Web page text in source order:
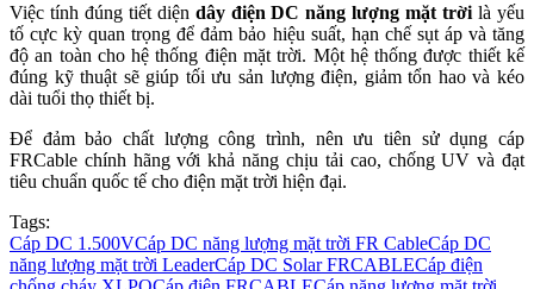
Việc tính đúng tiết diện dây điện DC năng lượng mặt trời là yếu
tố cực kỳ quan trọng để đảm bảo hiệu suất, hạn chế sụt áp và tăng
độ an toàn cho hệ thống điện mặt trời. Một hệ thống được thiết kế
đúng kỹ thuật sẽ giúp tối ưu sản lượng điện, giảm tổn hao và kéo
dài tuổi thọ thiết bị.
Để đảm bảo chất lượng công trình, nên ưu tiên sử dụng cáp
FRCable chính hãng với khả năng chịu tải cao, chống UV và đạt
tiêu chuẩn quốc tế cho điện mặt trời hiện đại.
Tags:
Cáp DC 1.500VCáp DC năng lượng mặt trời FR CableCáp DC
năng lượng mặt trời LeaderCáp DC Solar FRCABLECáp điện